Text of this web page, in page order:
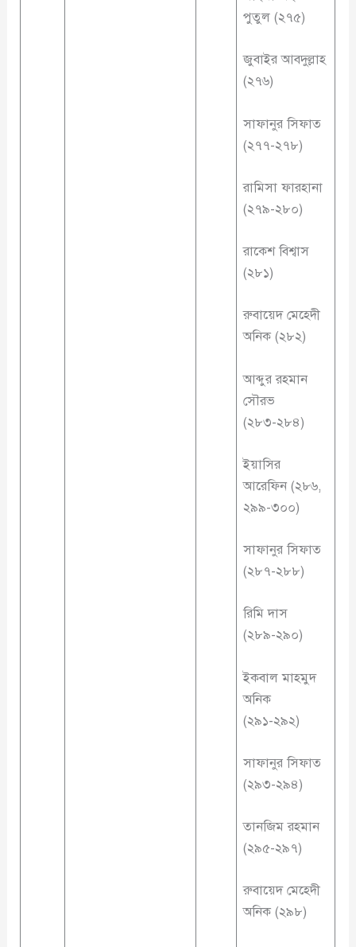
পুতুল (২৭৫)
জুবাইর আবদুল্লাহ
(২৭৬)
সাফানুর সিফাত
(২৭৭-২৭৮)
রামিসা ফারহানা
(২৭৯-২৮০)
রাকেশ বিশ্বাস
(২৮১)
রুবায়েদ মেহেদী
অনিক (২৮২)
আব্দুর রহমান
সৌরভ
(২৮৩-২৮৪)
ইয়াসির
আরেফিন (২৮৬,
২৯৯-৩০০)
সাফানুর সিফাত
(২৮৭-২৮৮)
রিমি দাস
(২৮৯-২৯০)
ইকবাল মাহমুদ
অনিক
(২৯১-২৯২)
সাফানুর সিফাত
(২৯৩-২৯৪)
তানজিম রহমান
(২৯৫-২৯৭)
রুবায়েদ মেহেদী
অনিক (২৯৮)